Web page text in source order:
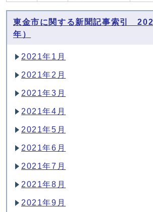
東金市に関する新聞記事索引
年）
2021年1月
2021年2月
2021年3月
2021年4月
2021年5月
2021年6月
2021年7月
2021年8月
2021年9月